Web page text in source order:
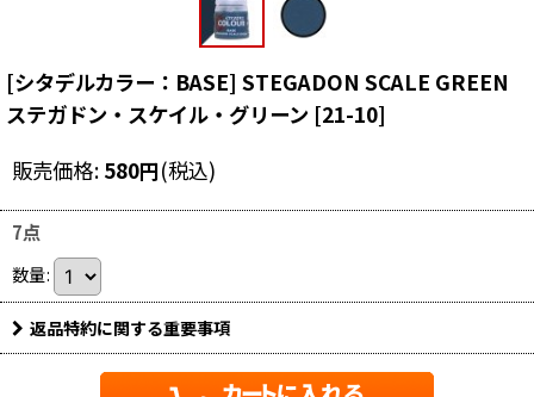
[シタデルカラー：BASE] STEGADON SCALE GREEN
ステガドン・スケイル・グリーン [21-10]
販売価格: 580円(税込)
7点
数量:
返品特約に関する重要事項